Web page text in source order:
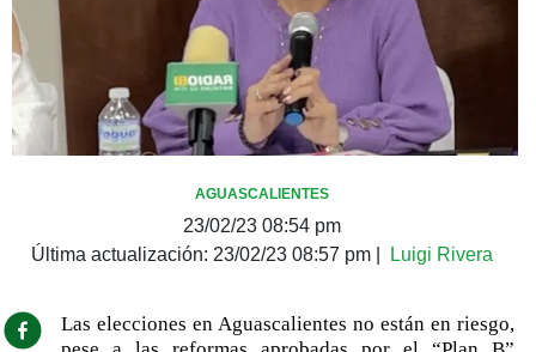
AGUASCALIENTES
23/02/23 08:54 pm
Última actualización: 23/02/23 08:57 pm Luigi Rivera
Las elecciones en Aguascalientes no están en riesgo,